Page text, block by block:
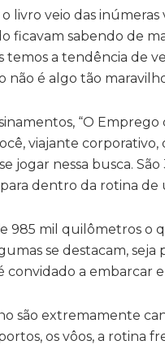
o livro veio das
ficavam sabendo de
temos a tendência de
é algo tão
“O
viajante
jogar nessa busca.
dentro da rotina de
985 mil quilômetros o
se destacam,
convidado a embarcar
são extremamente
os vôos, a rotina